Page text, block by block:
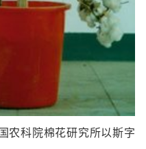
农科院棉花研究所以斯字